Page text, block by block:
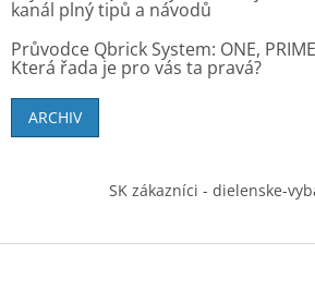
kanál plný tipů a návodů
Průvodce Qbrick System: ONE,
Která řada je pro vás ta pravá?
ARCHIV
SK zákazníci - dielenske-